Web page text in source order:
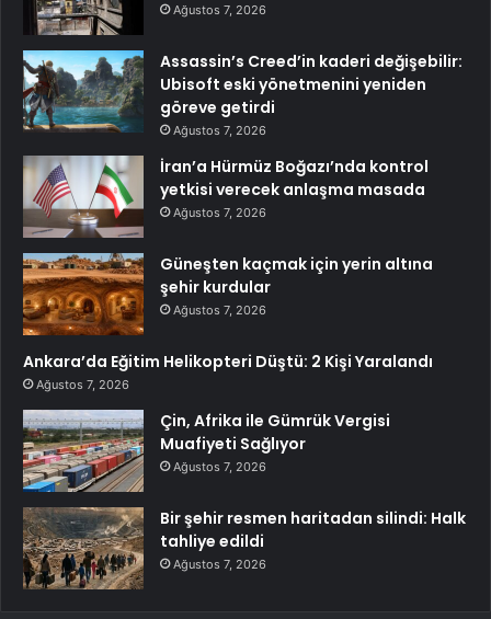
Ağustos 7, 2026
Assassin’s Creed’in kaderi değişebilir:
Ubisoft eski yönetmenini yeniden
göreve getirdi
Ağustos 7, 2026
İran’a Hürmüz Boğazı’nda kontrol
yetkisi verecek anlaşma masada
Ağustos 7, 2026
Güneşten kaçmak için yerin altına
şehir kurdular
Ağustos 7, 2026
Ankara’da Eğitim Helikopteri Düştü: 2 Kişi Yaralandı
Ağustos 7, 2026
Çin, Afrika ile Gümrük Vergisi
Muafiyeti Sağlıyor
Ağustos 7, 2026
Bir şehir resmen haritadan silindi: Halk
tahliye edildi
Ağustos 7, 2026